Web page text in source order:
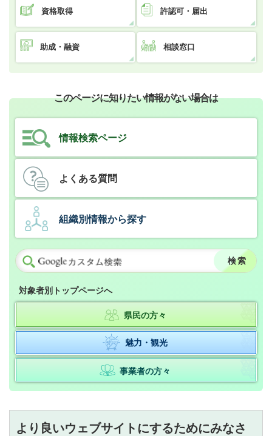
資格取得 許認可・届出
助成・融資 相談窓口
このページに知りたい情報がない場合は
情報検索ページ
よくある質問
組織別情報から探す
対象者別トップページへ
県民の方々
魅力・観光
事業者の方々
より良いウェブサイトにするためにみなさ